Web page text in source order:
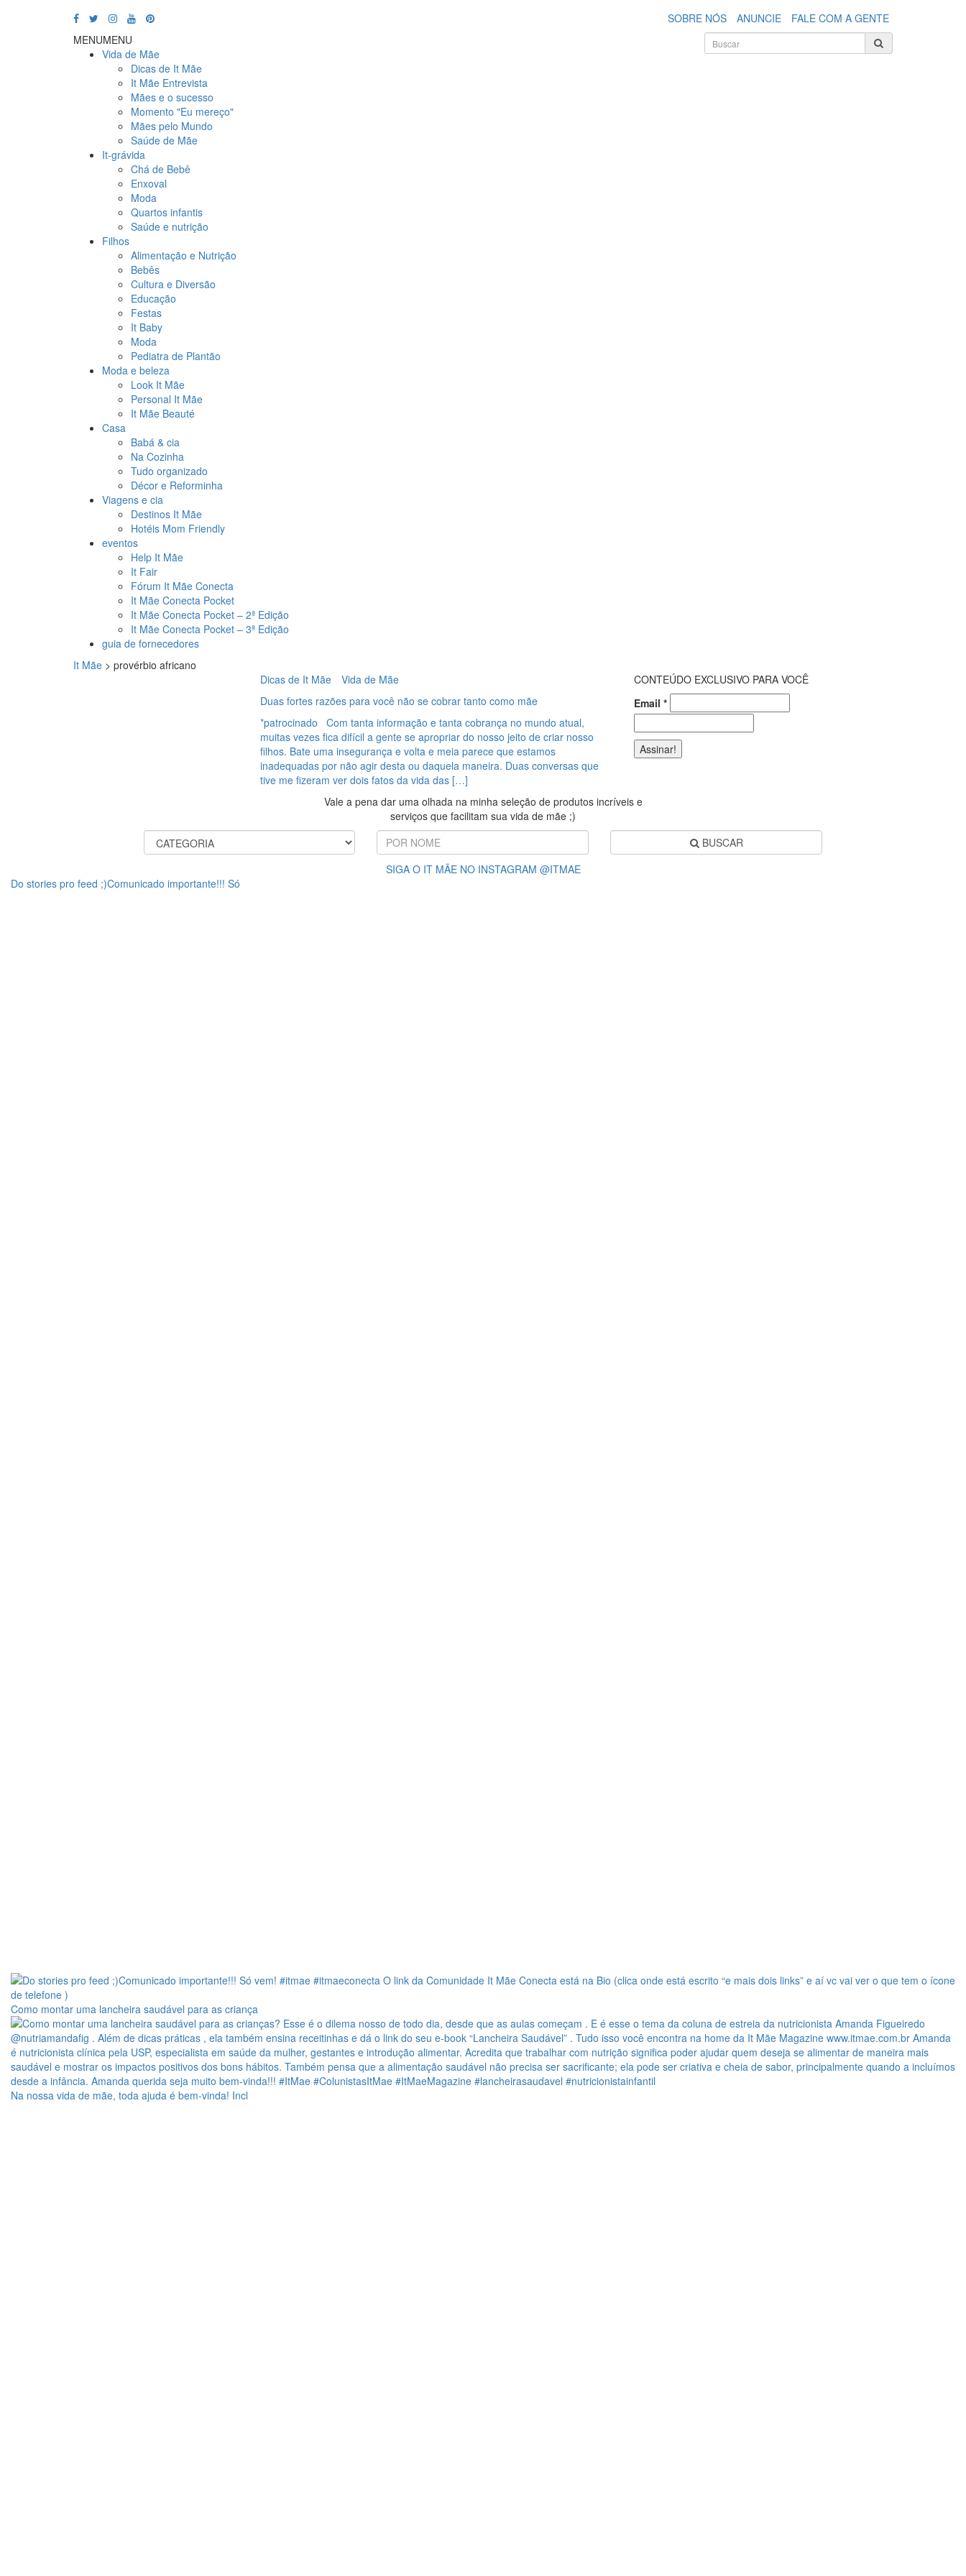
SOBRE NÓS ANUNCIE
FALE COM A GENTE
MENUMENU
Vida de Mãe
Dicas de It Mãe
It Mãe Entrevista
Mães e o sucesso
Momento "Eu mereço"
Mães pelo Mundo
Saúde de Mãe
It-grávida
Chá de Bebê
Enxoval
Moda
Quartos infantis
Saúde e nutrição
Filhos
Alimentação e Nutrição
Bebês
Cultura e Diversão
Educação
Festas
It Baby
Moda
Pediatra de Plantão
Moda e beleza
Look It Mãe
Personal It Mãe
It Mãe Beauté
Casa
Babá & cia
Na Cozinha
Tudo organizado
Décor e Reforminha
Viagens e cia
Destinos It Mãe
Hotéis Mom Friendly
eventos
Help It Mãe
It Fair
Fórum It Mãe Conecta
It Mãe Conecta Pocket
It Mãe Conecta Pocket – 2ª Edição
It Mãe Conecta Pocket – 3ª Edição
guia de fornecedores
It Mãe > provérbio africano
Dicas de It Mãe
Vida de Mãe
Duas fortes razões para você não se cobrar tanto como mãe
*patrocinado Com tanta informação e tanta cobrança no mundo atual,
muitas vezes fica difícil a gente se apropriar do nosso jeito de criar nosso
filhos. Bate uma insegurança e volta e meia parece que estamos
inadequadas por não agir desta ou daquela maneira. Duas conversas que
tive me fizeram ver dois fatos da vida das […]
CONTEÚDO EXCLUSIVO PARA VOCÊ
Email *
Vale a pena dar uma olhada na minha seleção de produtos incríveis e
serviços que facilitam sua vida de mãe ;)
BUSCAR
SIGA O IT MÃE NO INSTAGRAM @ITMAE
Do stories pro feed ;)Comunicado importante!!! Só
Como montar uma lancheira saudável para as criança
Na nossa vida de mãe, toda ajuda é bem-vinda! Incl